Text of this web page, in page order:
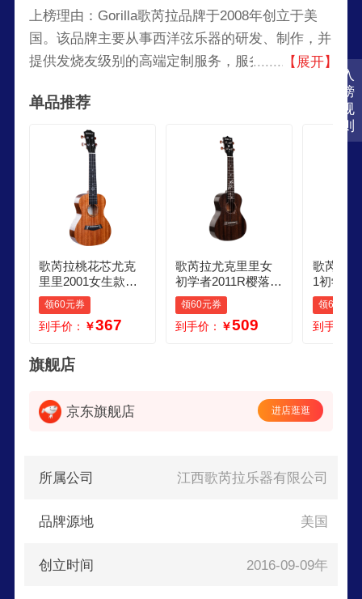
入
榜
规
则
上榜理由：Gorilla歌芮拉品牌于2008年创立于美
国。该品牌主要从事西洋弦乐器的研发、制作，并
提供发烧友级别的高端定制服务，服务区域包括欧
里里、吉他、卡林巴、贝斯、大提琴、小提琴等。
Gorilla歌芮拉以其专业的声场技术、精湛的制作工
艺、考究的琴体用料以及专业化的售后服务，奠定
了其在高端个性化定制乐器领域的市场地位。
【展开】
单品推荐
歌芮拉桃花芯尤克
里里2001女生款初
学者入门儿童学生
单板礼物小吉他 26
英寸合板配件教学
领60元券
到手价： ￥367
歌芮拉尤克里里女
初学者2011R樱落高
颜值面背单板小吉
他23寸乌克丽丽 23
英寸曜石黑配件教
领60元券
到手价： ￥509
歌芮拉
1初学者
女学生
丽小吉
板曜石
领60元券
到手价：
旗舰店
京东旗舰店 进店逛逛
所属公司 江西歌芮拉乐器有限公司
品牌源地 美国
创立时间 2016-09-09年